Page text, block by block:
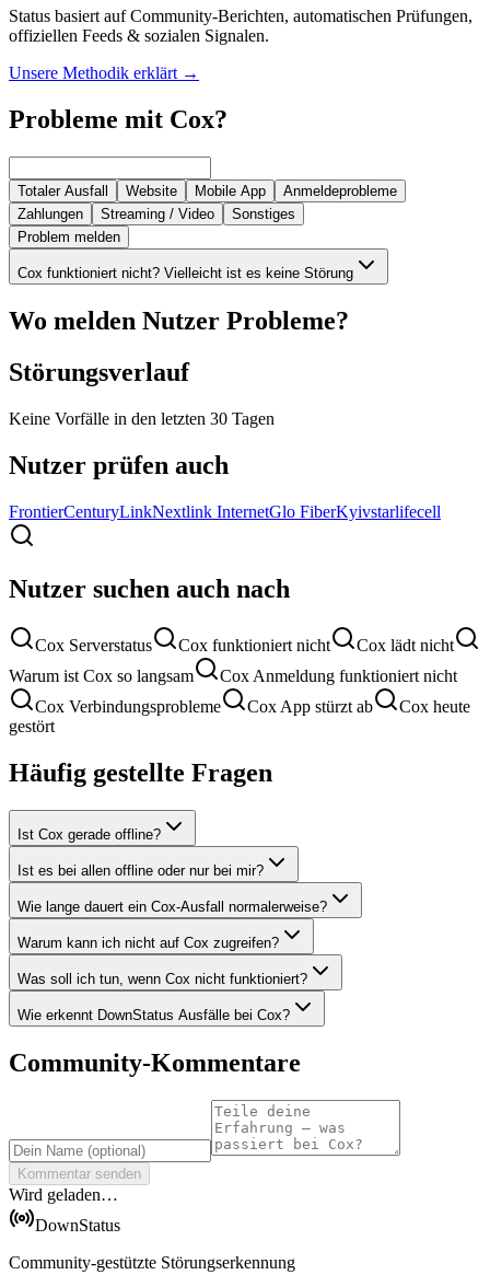
Status basiert auf Community-Berichten, automatischen Prüfungen,
offiziellen Feeds & sozialen Signalen.
Unsere Methodik erklärt →
Probleme mit Cox?
Totaler Ausfall Website Mobile App
Anmeldeprobleme
Zahlungen
Streaming / Video
Sonstiges
Problem melden
Cox funktioniert nicht? Vielleicht ist es keine Störung
Wo melden Nutzer Probleme?
Störungsverlauf
Keine Vorfälle in den letzten 30 Tagen
Nutzer prüfen auch
FrontierCenturyLinkNextlink InternetGlo FiberKyivstarlifecell
Nutzer suchen auch nach
Cox Serverstatus Cox funktioniert nicht
Cox lädt nicht
Warum ist Cox so langsam
Cox Anmeldung funktioniert nicht
Cox Verbindungsprobleme
Cox App stürzt ab
Cox heute
gestört
Häufig gestellte Fragen
Ist Cox gerade offline?
Ist es bei allen offline oder nur bei mir?
Wie lange dauert ein Cox-Ausfall normalerweise?
Warum kann ich nicht auf Cox zugreifen?
Was soll ich tun, wenn Cox nicht funktioniert?
Wie erkennt DownStatus Ausfälle bei Cox?
Community-Kommentare
Kommentar senden
Wird geladen…
DownStatus
Community-gestützte Störungserkennung